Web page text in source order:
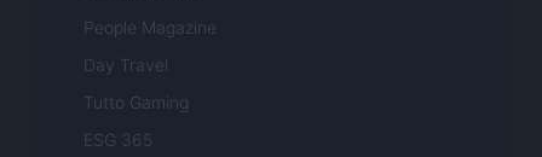
People Magazine
Day Travel
Tutto Gaming
ESG 365